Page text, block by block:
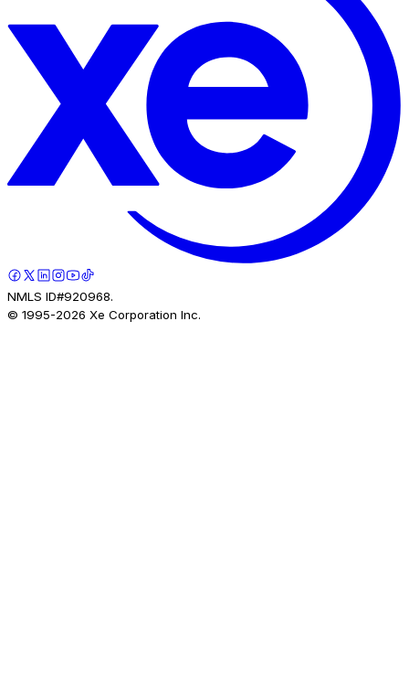
NMLS ID#920968.
© 1995-2026 Xe Corporation Inc.